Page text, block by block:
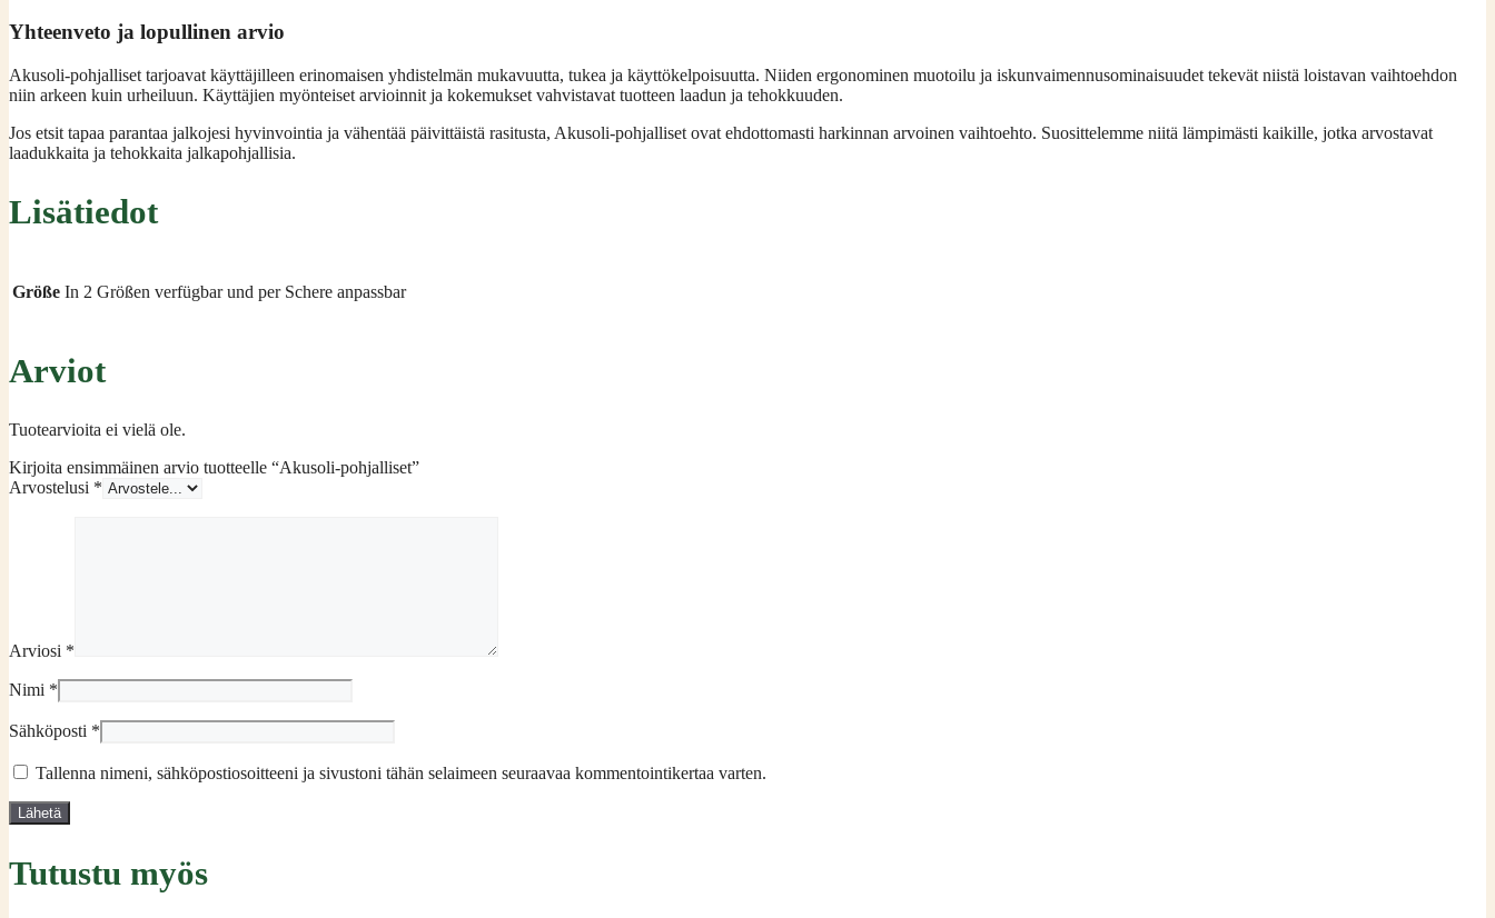
Yhteenveto ja lopullinen arvio
Akusoli-pohjalliset tarjoavat käyttäjilleen erinomaisen yhdistelmän mukavuutta, tukea ja käyttökelpoisuutta. Niiden ergonominen muotoilu ja iskunvaimennusominaisuudet tekevät niistä loistavan vaihtoehdon
niin arkeen kuin urheiluun. Käyttäjien myönteiset arvioinnit ja kokemukset vahvistavat tuotteen laadun ja tehokkuuden.
Jos etsit tapaa parantaa jalkojesi hyvinvointia ja vähentää päivittäistä rasitusta, Akusoli-pohjalliset ovat ehdottomasti harkinnan arvoinen vaihtoehto. Suosittelemme niitä lämpimästi kaikille, jotka arvostavat
laadukkaita ja tehokkaita jalkapohjallisia.
Lisätiedot
Größe In 2 Größen verfügbar und per Schere anpassbar
Arviot
Tuotearvioita ei vielä ole.
Kirjoita ensimmäinen arvio tuotteelle “Akusoli-pohjalliset”
Arvostelusi *
Arviosi *
Nimi *
Sähköposti *
Tallenna nimeni, sähköpostiosoitteeni ja sivustoni tähän selaimeen seuraavaa kommentointikertaa varten.
Tutustu myös